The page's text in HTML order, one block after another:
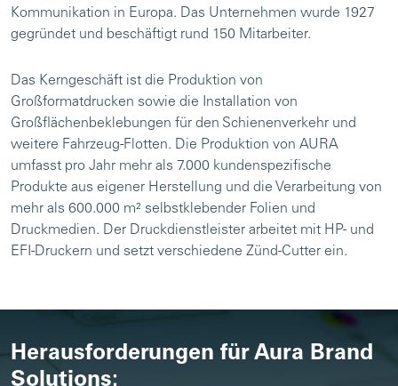
Kommunikation in Europa. Das Unternehmen wurde 1927
gegründet und beschäftigt rund 150 Mitarbeiter.
Das Kerngeschäft ist die Produktion von
Großformatdrucken sowie die Installation von
Großflächenbeklebungen für den Schienenverkehr und
weitere Fahrzeug-Flotten. Die Produktion von AURA
umfasst pro Jahr mehr als 7.000 kundenspezifische
Produkte aus eigener Herstellung und die Verarbeitung von
mehr als 600.000 m² selbstklebender Folien und
Druckmedien. Der Druckdienstleister arbeitet mit HP- und
EFI-Druckern und setzt verschiedene Zünd-Cutter ein.
Herausforderungen für Aura Brand
Solutions: